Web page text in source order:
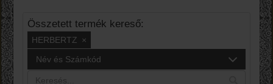
Összetett termék kereső:
HERBERTZ ×
Név és Számkód